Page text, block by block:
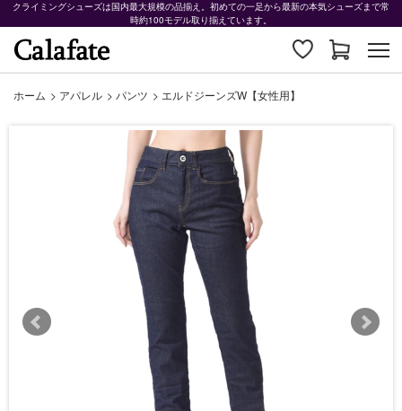
クライミングシューズは国内最大規模の品揃え。初めての一足から最新の本気シューズまで常
時約100モデル取り揃えています。
ホーム > アパレル > パンツ > エルドジーンズW【女性用】